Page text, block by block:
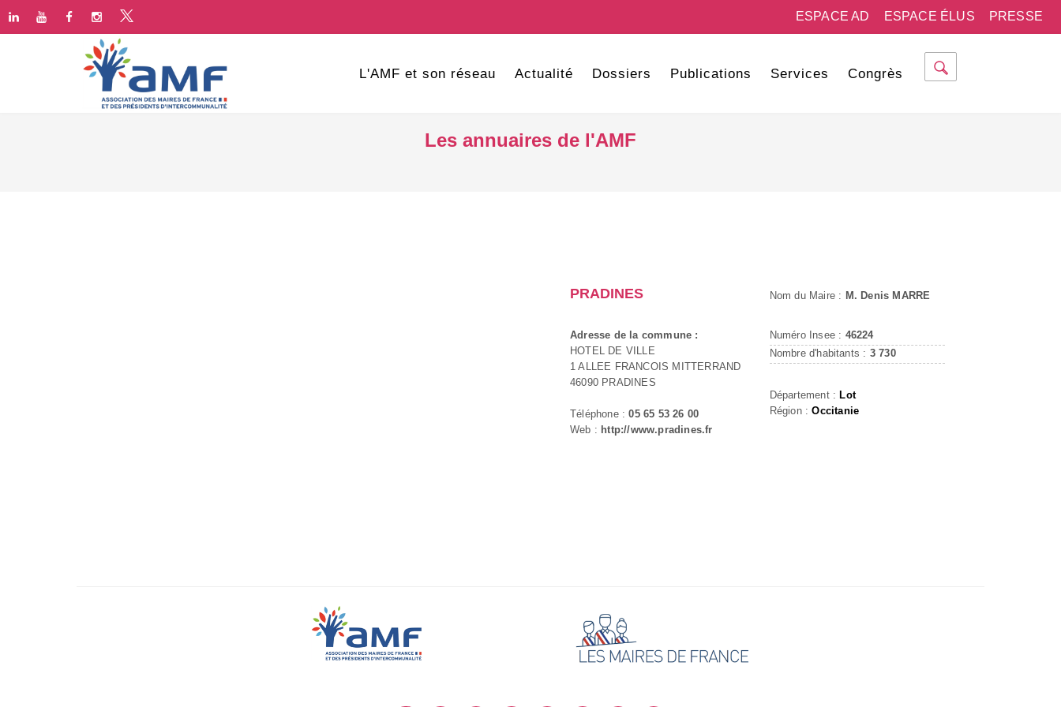
PRESSE
ESPACE ÉLUS
ESPACE AD
L'AMF et son réseau Actualité Dossiers Publications Services Congrès
Les annuaires de l'AMF
PRADINES
Adresse de la commune :
HOTEL DE VILLE
1 ALLEE FRANCOIS MITTERRAND
46090 PRADINES
Téléphone :05 65 53 26 00
Web : http://www.pradines.fr
Nom du Maire : M. Denis MARRE
Numéro Insee : 46224
Nombre d'habitants : 3 730
Département : Lot
Région :Occitanie